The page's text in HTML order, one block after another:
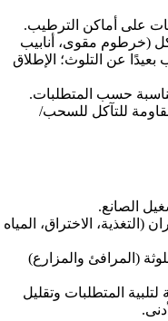
على أماكن الترطيب.
(خرطوم مقوى، أنابيب
عن التلوث؛ الإطلاق
حسب المتطلبات.
للتآكل للسحب/
الصانع.
(التغذية، الاختراق، المياه
(المرافئ والمزارع)
لتلبية المتطلبات وتقليل